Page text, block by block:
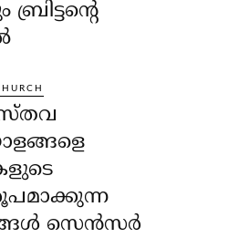
ബ്രിട്ടന്റെ
സെൻസർ